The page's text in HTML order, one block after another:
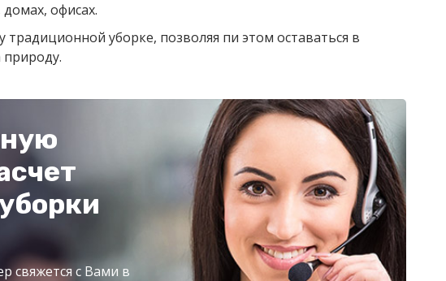
офисах.
традиционной уборке, позволяя пи этом оставаться в
природу.
свяжется с Вами в